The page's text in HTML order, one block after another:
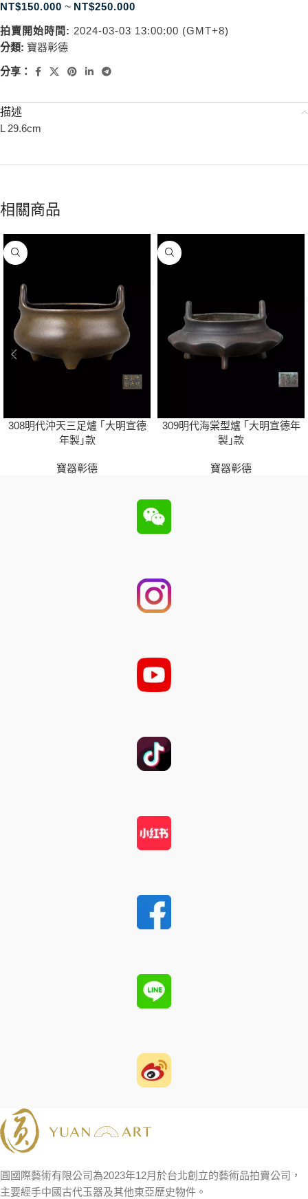
NT$150.000 ~ NT$250.000
拍賣開始時間: 2024-03-03 13:00:00 (GMT+8)
分類: 寶器彰德
分享：
描述
L 29.6cm
相關商品
308明代沖天三足爐 ｢大明宣德
年製｣款
寶器彰德
309明代海棠型爐 ｢大明宣德年
製｣款
寶器彰德
圓國際藝術有限公司為2023年12月於台北創立的藝術品拍賣公司，
主要經手中國古代玉器及其他東亞歷史物件。